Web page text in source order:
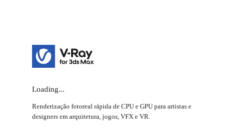
Loading...
Renderização fotoreal rápida de CPU e GPU para artistas e
designers em arquitetura, jogos, VFX e VR.